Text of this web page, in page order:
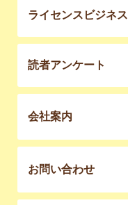
ライセンスビジネス
読者アンケート
会社案内
お問い合わせ